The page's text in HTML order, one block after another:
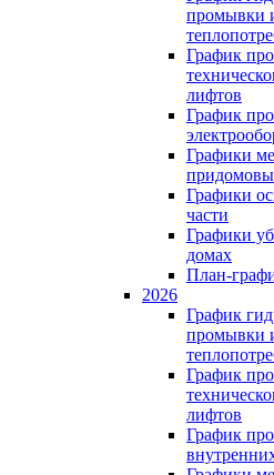
промывки
График
лифтов
График
Графики
Графики
части
Графики
домах
План-
2026
График
промывки
График
лифтов
График